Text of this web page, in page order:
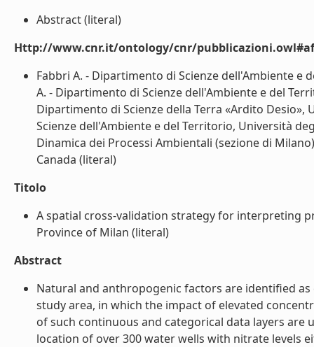
Abstract (literal)
Http://www.cnr.it/ontology/cnr/
Fabbri A. - Dipartimento di Scienze dell'Ambiente e
A. - Dipartimento di Scienze dell'Ambiente e del
Dipartimento di Scienze della Terra «Ardito
Scienze dell'Ambiente e del Territorio, Università
Dinamica dei Processi Ambientali (sezione di
Canada (literal)
Titolo
A spatial cross-validation strategy for interpreting
Province of Milan (literal)
Abstract
Natural and anthropogenic factors are identified
study area, in which the impact of elevated
of such continuous and categorical data layers
location of over 300 water wells with nitrate levels